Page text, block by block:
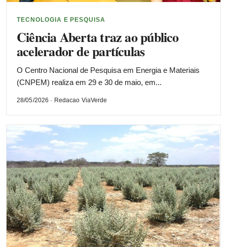
TECNOLOGIA E PESQUISA
Ciência Aberta traz ao público
acelerador de partículas
O Centro Nacional de Pesquisa em Energia e Materiais
(CNPEM) realiza em 29 e 30 de maio, em...
28/05/2026 · Redacao ViaVerde